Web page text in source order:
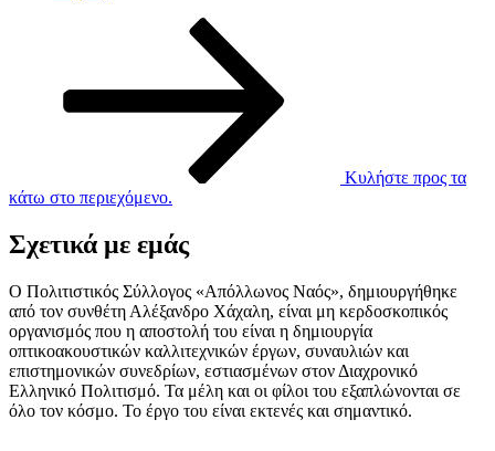
Κυλήστε προς τα
κάτω στο περιεχόμενο.
Σχετικά με εμάς
Ο Πολιτιστικός Σύλλογος «Απόλλωνος Ναός», δημιουργήθηκε
από τον συνθέτη Αλέξανδρο Χάχαλη, είναι μη κερδοσκοπικός
οργανισμός που η αποστολή του είναι η δημιουργία
οπτικοακουστικών καλλιτεχνικών έργων, συναυλιών και
επιστημονικών συνεδρίων, εστιασμένων στον Διαχρονικό
Ελληνικό Πολιτισμό. Τα μέλη και οι φίλοι του εξαπλώνονται σε
όλο τον κόσμο. Το έργο του είναι εκτενές και σημαντικό.